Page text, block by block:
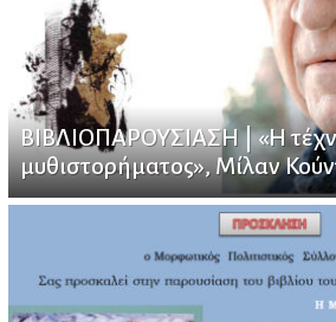
ΒΙΒΛΙΟΠΑΡΟΥΣΙΑΣΗ | «Η
μυθιστορήματος», Μίλαν